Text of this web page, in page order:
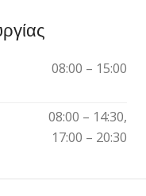
08:00 – 15:00
08:00 – 14:30,
17:00 – 20:30